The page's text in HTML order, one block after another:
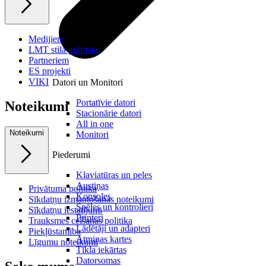
Datori un Monitori
Portatīvie datori
Stacionārie datori
All in one
Monitori
Piederumi
Klaviatūras un peles
Austiņas
Konsoles
Spēles un kontrolieri
Printeri
Lādētāji un adapteri
Atmiņas kartes
Tīkla iekārtas
Datorsomas
Medijiem
LMT stila grāmata
Partneriem
ES projekti
VIKI
Noteikumi
Noteikumi
Privātuma politika
Sīkdatņu izmantošanas noteikumi
Sīkdatņu iestatījumi
Trauksmes celšanas politika
Piekļūstamība
Līgumu noteikumi